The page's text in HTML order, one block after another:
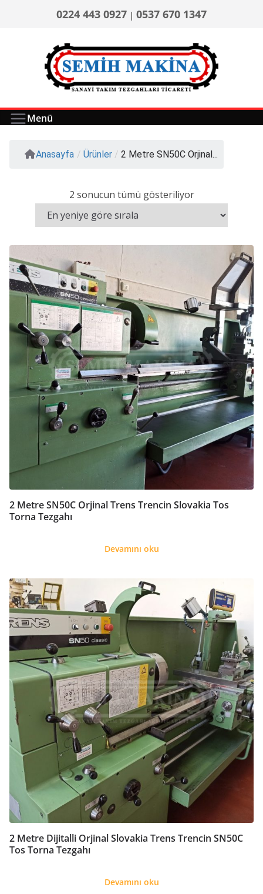
0224 443 0927 | 0537 670 1347
Menü
Anasayfa / Ürünler / 2 Metre SN50C Orjinal...
2 sonucun tümü gösteriliyor
2 Metre SN50C Orjinal Trens Trencin Slovakia Tos
Torna Tezgahı
Devamını oku
2 Metre Dijitalli Orjinal Slovakia Trens Trencin SN50C
Tos Torna Tezgahı
Devamını oku